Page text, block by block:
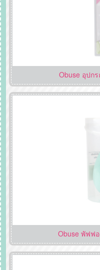
Obuse อุปก
Obuse พัฟฟ